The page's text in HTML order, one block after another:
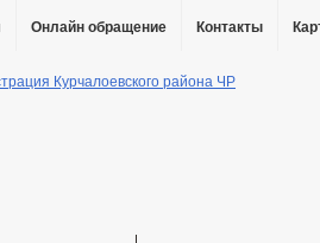
Онлайн обращение Контакты